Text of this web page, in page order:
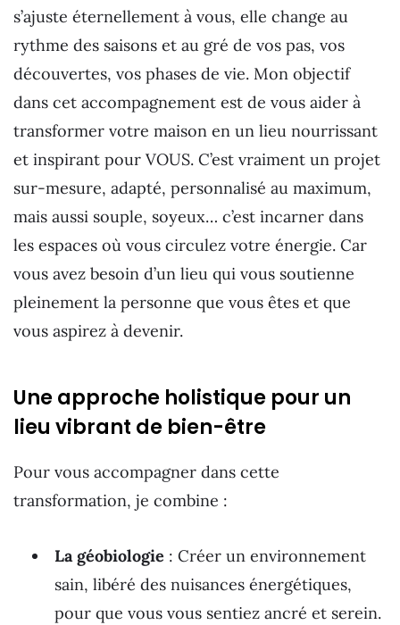
s’ajuste éternellement à vous, elle change au
rythme des saisons et au gré de vos pas, vos
découvertes, vos phases de vie. Mon objectif
dans cet accompagnement est de vous aider à
transformer votre maison en un lieu nourrissant
et inspirant pour VOUS. C’est vraiment un projet
sur-mesure, adapté, personnalisé au maximum,
mais aussi souple, soyeux… c’est incarner dans
les espaces où vous circulez votre énergie. Car
vous avez besoin d’un lieu qui vous soutienne
pleinement la personne que vous êtes et que
vous aspirez à devenir.
Une approche holistique pour un
lieu vibrant de bien-être
Pour vous accompagner dans cette
transformation, je combine :
La géobiologie : Créer un environnement
sain, libéré des nuisances énergétiques,
pour que vous vous sentiez ancré et serein.